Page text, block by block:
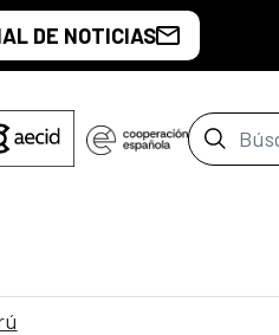
DE NOTICIAS
Barra